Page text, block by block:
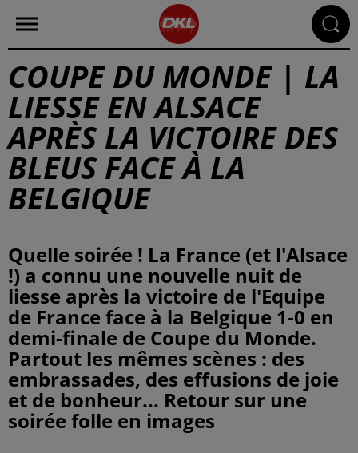
COUPE DU MONDE | LA
LIESSE EN ALSACE
APRÈS LA VICTOIRE DES
BLEUS FACE À LA
BELGIQUE
Quelle soirée ! La France (et l'Alsace
!) a connu une nouvelle nuit de
liesse après la victoire de l'Equipe
de France face à la Belgique 1-0 en
demi-finale de Coupe du Monde.
Partout les mêmes scènes : des
embrassades, des effusions de joie
et de bonheur... Retour sur une
soirée folle en images